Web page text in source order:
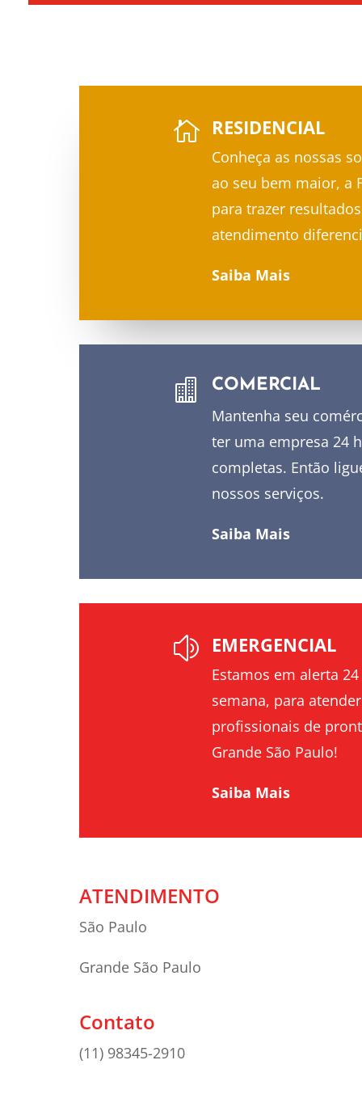
 RESIDENCIAL
Conheça as nossas
ao seu bem maior, a
para trazer
atendimento
Saiba Mais
 COMERCIAL
Mantenha seu
ter uma empresa 24
completas. Então
nossos serviços.
Saiba Mais
z EMERGENCIAL
Estamos em alerta
semana, para
profissionais de
Grande São Paulo!
Saiba Mais
ATENDIMENTO
São Paulo
Grande São Paulo
Contato
(11) 98345-2910